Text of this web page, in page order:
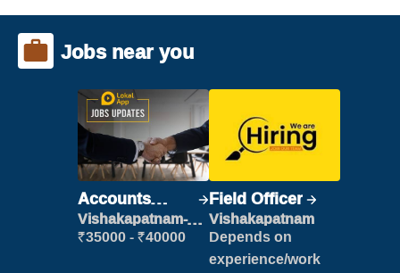
Jobs near you
Accounts
Clerk
Vishakapatnam-
new
₹35000 - ₹40000
Field Officer
Vishakapatnam
Depends on
experience/work